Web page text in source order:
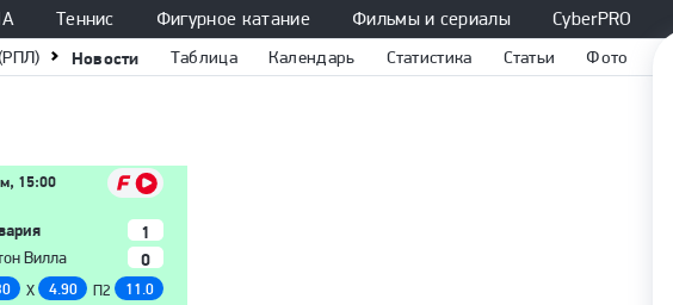
Теннис Фигурное катание Фильмы и сериалы CyberPRO
Новости Таблица Календарь Статистика Статьи Фото
15:00
Вилла
1
0
X 4.90 П2 11.0